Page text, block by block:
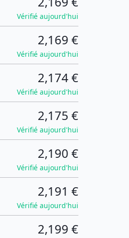
Vérifié aujourd'hui
2,169 €
Vérifié aujourd'hui
2,174 €
Vérifié aujourd'hui
2,175 €
Vérifié aujourd'hui
2,190 €
Vérifié aujourd'hui
2,191 €
Vérifié aujourd'hui
2,199 €